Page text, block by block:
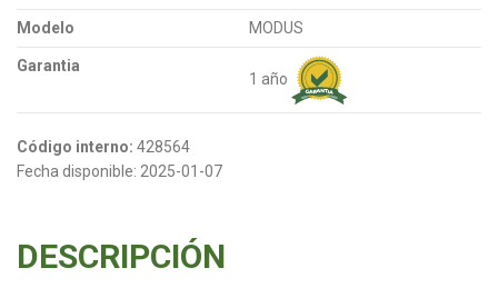
Modelo MODUS
Garantia
1 año
Código interno: 428564
Fecha disponible: 2025-01-07
DESCRIPCIÓN